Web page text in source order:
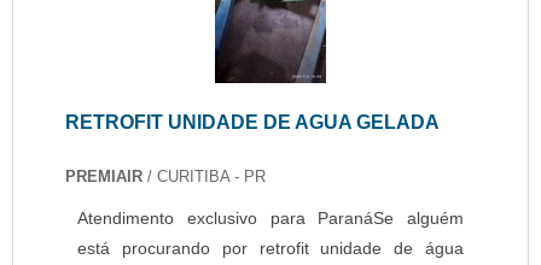
RETROFIT UNIDADE DE AGUA GELADA
PREMIAIR / CURITIBA - PR
Atendimento exclusivo para ParanáSe alguém
está procurando por retrofit unidade de água